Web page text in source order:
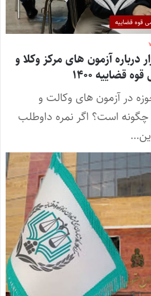
قوه قضاییه
درباره آزمون های مرکز وکلا و
قضاییه ۱۴۰۰
در آزمون های وکالت و
است؟ اگر نمره داوطلب